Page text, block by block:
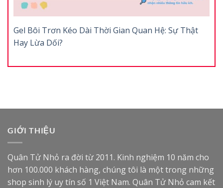
Gel Bôi Trơn Kéo Dài Thời Gian Quan Hệ: Sự Thật
Hay Lừa Dối?
GIỚI THIỆU
Quân Tử Nhỏ ra đời từ 2011. Kinh nghiệm 10 năm cho
hơn 100.000 khách hàng, chúng tôi là một trong những
shop sinh lý uy tín số 1 Việt Nam. Quân Tử Nhỏ cam kết